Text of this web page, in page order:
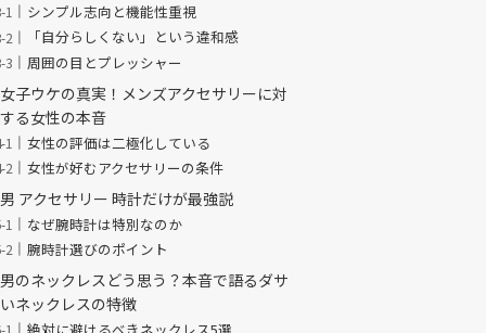
シンプル志向と機能性重視
「自分らしくない」という違和感
周囲の目とプレッシャー
女子ウケの真実！メンズアクセサリーに対
する女性の本音
女性の評価は二極化している
女性が好むアクセサリーの条件
男 アクセサリー 時計だけが最強説
なぜ腕時計は特別なのか
腕時計選びのポイント
男のネックレスどう思う？本音で語るダサ
いネックレスの特徴